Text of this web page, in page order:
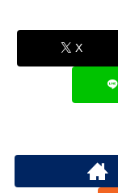
X